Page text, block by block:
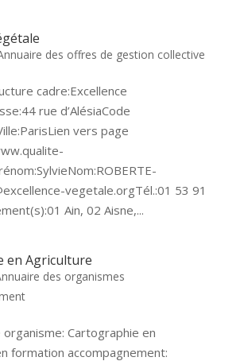
des offres de gestion collective
cadre:Excellence
rue d’AlésiaCode
vers page
vegetale.orgTél.:01 53 91
Ain, 02 Aisne,...
en Agriculture
des organismes
Cartographie en
formation accompagnement: